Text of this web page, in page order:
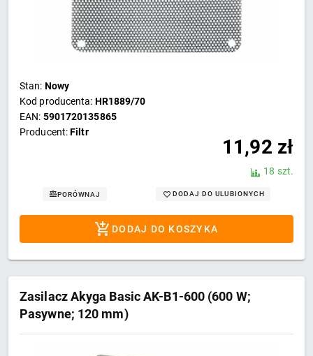
Stan: Nowy
Kod producenta: HR1889/70
EAN: 5901720135865
Producent:Filtr
11,92 zł
18 szt.
PORÓWNAJ DODAJ DO ULUBIONYCH
DODAJ DO KOSZYKA
Zasilacz Akyga Basic AK-B1-600 (600 W;
Pasywne; 120 mm)